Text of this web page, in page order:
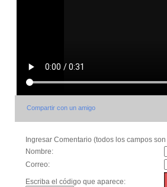
Compartir con un amigo
Ingresar Comentario (todos los campos
Nombre:
Correo:
Escriba el código que aparece: